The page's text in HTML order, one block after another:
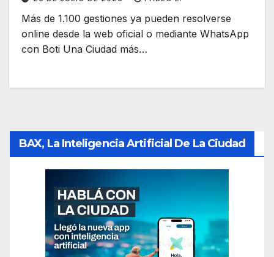
Más de 1.100 gestiones ya pueden resolverse
online desde la web oficial o mediante WhatsApp
con Boti Una Ciudad más…
BAX, La Inteligencia Artificial De La Ciudad